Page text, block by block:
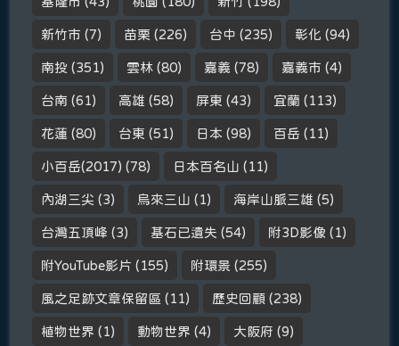
新竹市 (7) 苗栗 (226) 台中 (235) 彰化 (94)
南投 (351) 雲林 (80) 嘉義 (78) 嘉義市 (4)
台南 (61) 高雄 (58) 屏東 (43) 宜蘭 (113)
花蓮 (80) 台東 (51) 日本 (98) 百岳 (11)
小百岳(2017) (78) 日本百名山 (11)
內湖三尖 (3) 烏來三山 (1) 海岸山脈三雄 (5)
台灣五頂峰 (3) 基石已遺失 (54) 附3D影像 (1)
附YouTube影片 (155) 附環景 (255)
風之足跡文章保留區 (11) 歷史回顧 (238)
植物世界 (1) 動物世界 (4) 大阪府 (9)